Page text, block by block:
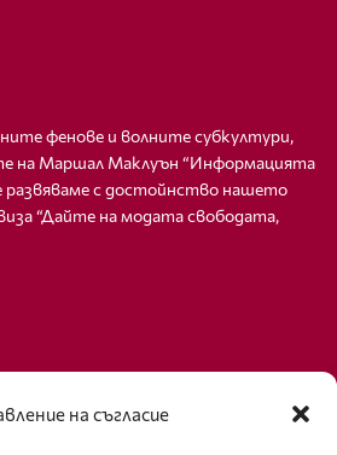
на съгласие
фенове и волните субкултури,
на Маршал Маклуън “Информацията
развяваме с достойнство нашето
“Дайте на модата свободата,